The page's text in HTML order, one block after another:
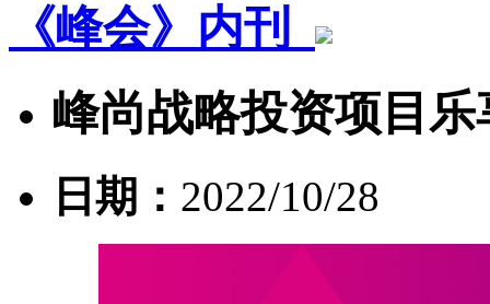
《峰会》内刊
峰尚战略投资项目
日期： 2022/10/28